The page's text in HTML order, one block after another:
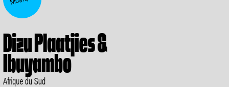
Dizu Plaatjies &
Ibuyambo
Afrique du Sud